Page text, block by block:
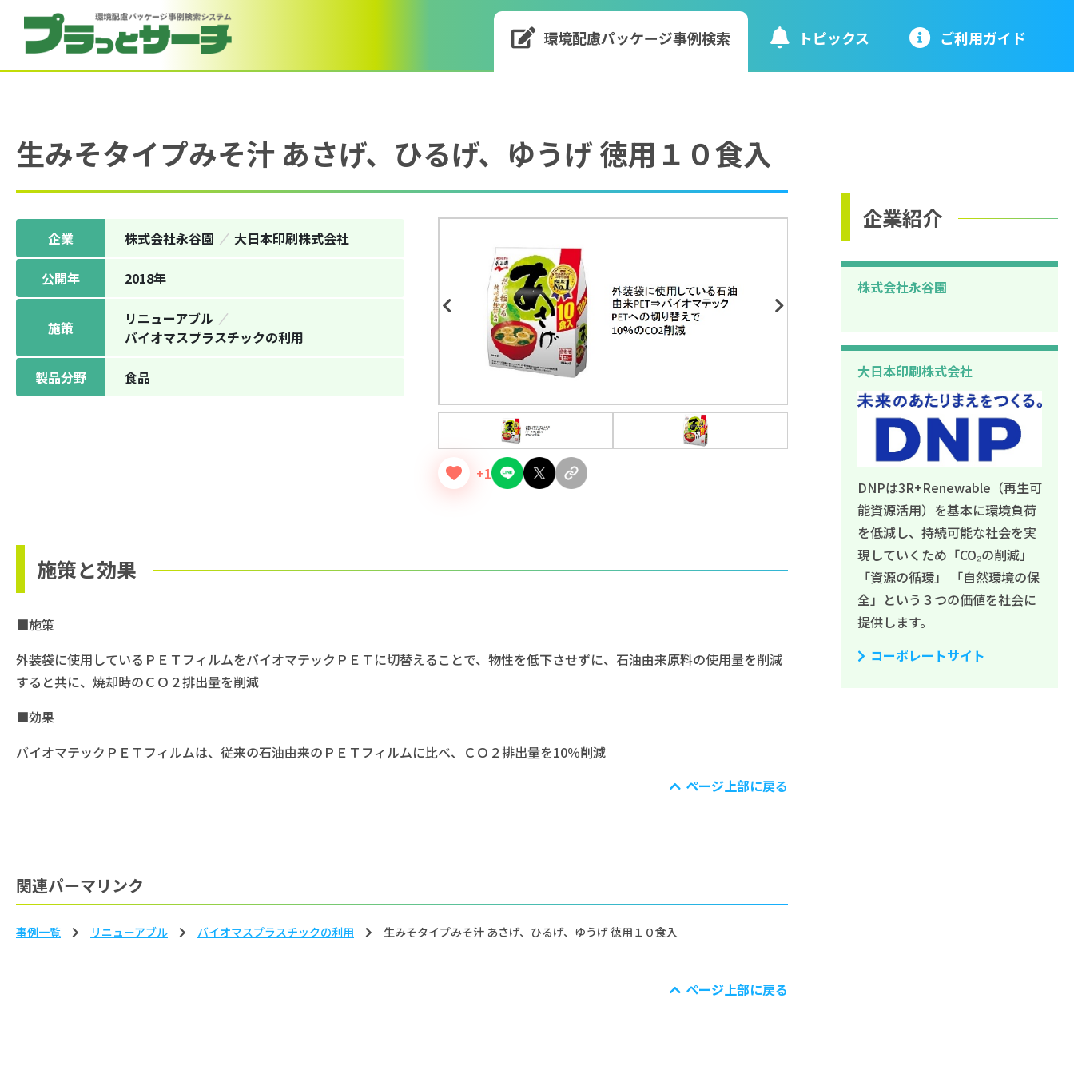
環境配慮パッケージ事例検索 トピックス ご利⽤ガイド
生みそタイプみそ汁 あさげ、ひるげ、ゆうげ 徳用１０食入
Previous Next
+1
企業 株式会社永谷園 大日本印刷株式会社
公開年 2018年
施策
リニューアブル
バイオマスプラスチックの利⽤
製品分野 ⾷品
施策と効果
■施策
外装袋に使用しているＰＥＴフィルムをバイオマテックＰＥＴに切替えることで、物性を低下させずに、石油由来原料の使用量を削減
すると共に、焼却時のＣＯ２排出量を削減
■効果
バイオマテックＰＥＴフィルムは、従来の石油由来のＰＥＴフィルムに比べ、ＣＯ２排出量を10％削減
ページ上部に戻る
関連パーマリンク
事例一覧 リニューアブル バイオマスプラスチックの利⽤ 生みそタイプみそ汁 あさげ、ひるげ、ゆうげ 徳用１０食入
ページ上部に戻る
企業紹介
株式会社永谷園
大日本印刷株式会社
DNPは3R+Renewable（再生可
能資源活用）を基本に環境負荷
を低減し、持続可能な社会を実
現していくため「CO₂の削減」
「資源の循環」 「自然環境の保
全」という３つの価値を社会に
提供します。
コーポレートサイト